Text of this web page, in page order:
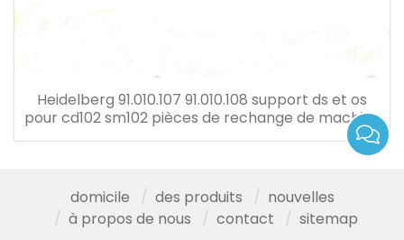
Heidelberg 91.010.107 91.010.108 support ds et os
pour cd102 sm102 pièces de rechange de machine
d'impression offset
domicile des produits
nouvelles
à propos de nous
contact sitemap